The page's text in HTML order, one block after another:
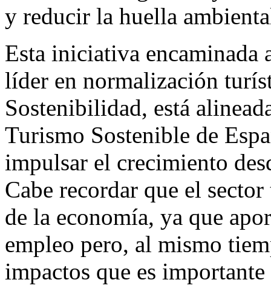
y reducir la huella
Esta iniciativa encaminada
líder en normalización
Sostenibilidad, está
Turismo Sostenible de
impulsar el crecimiento
Cabe recordar que el
de la economía, ya que
empleo pero, al mismo
impactos que es